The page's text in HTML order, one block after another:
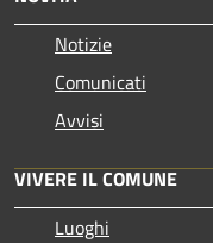
Notizie
Comunicati
Avvisi
VIVERE IL COMUNE
Luoghi